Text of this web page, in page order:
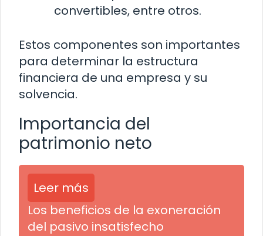
convertibles, entre otros.
Estos componentes son importantes
para determinar la estructura
financiera de una empresa y su
solvencia.
Importancia del
patrimonio neto
Leer más
Los beneficios de la exoneración
del pasivo insatisfecho